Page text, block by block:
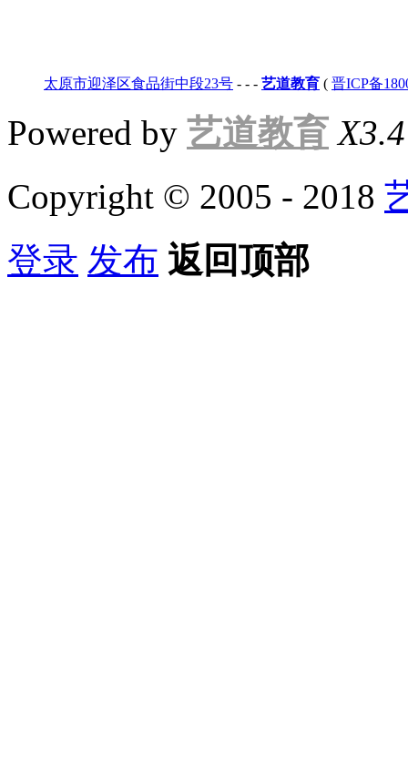
太原市迎泽区食品街中段23号 - - - 艺道教育 ( 晋ICP备
Powered by 艺道教育 X3.4
Copyright © 2005 - 2018
登录 发布 返回顶部